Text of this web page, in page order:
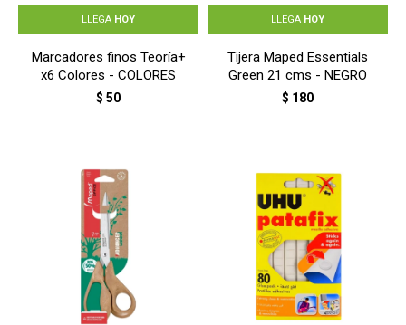
LLEGA HOY
Marcadores finos Teoría+
x6 Colores - COLORES
$ 50
LLEGA HOY
Tijera Maped Essentials
Green 21 cms - NEGRO
$ 180